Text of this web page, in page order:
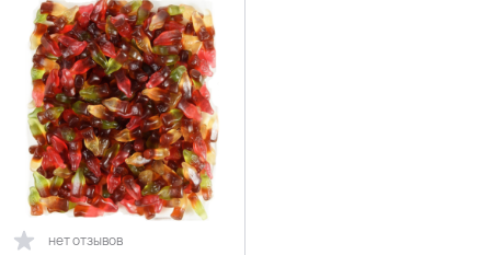
нет отзывов